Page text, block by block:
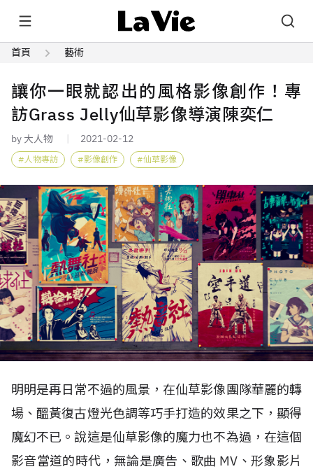
首頁 藝術
讓你一眼就認出的風格影像創作！專
訪Grass Jelly仙草影像導演陳奕仁
by 大人物 2021-02-12
人物專訪 影像創作 仙草影像
明明是再日常不過的風景，在仙草影像團隊華麗的轉
場、醞黃復古燈光色調等巧手打造的效果之下，顯得
魔幻不已。說這是仙草影像的魔力也不為過，在這個
影音當道的時代，無論是廣告、歌曲 MV、形象影片